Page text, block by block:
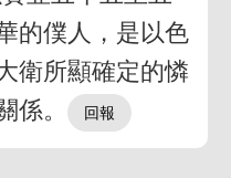
的僕人，是以色
衛所顯確定的憐
係。